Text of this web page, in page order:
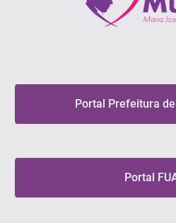
Portal Prefeitura
Portal